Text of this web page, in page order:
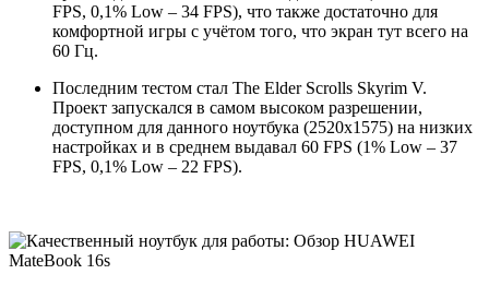
FPS, 0,1% Low – 34 FPS), что также достаточно для
комфортной игры с учётом того, что экран тут всего на
60 Гц.
Последним тестом стал The Elder Scrolls Skyrim V.
Проект запускался в самом высоком разрешении,
доступном для данного ноутбука (2520х1575) на низких
настройках и в среднем выдавал 60 FPS (1% Low – 37
FPS, 0,1% Low – 22 FPS).